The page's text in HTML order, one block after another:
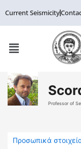
Current Seismicity
Professor of
Προσωπικά